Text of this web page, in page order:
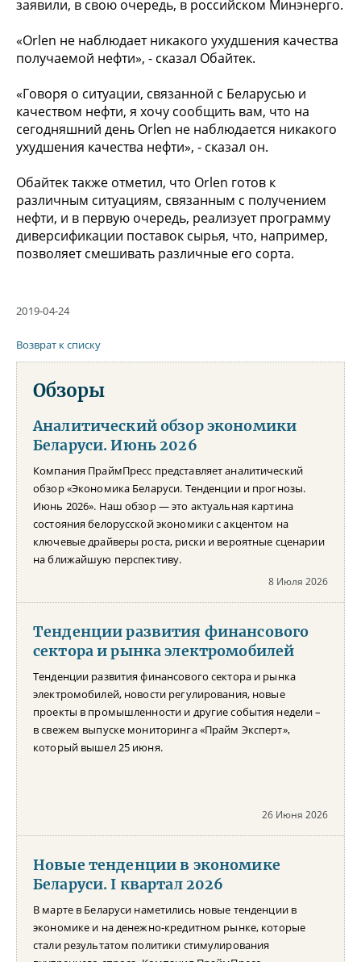
заявили, в свою очередь, в российском Минэнерго.
«Orlen не наблюдает никакого ухудшения качества
получаемой нефти», - сказал Обайтек.
«Говоря о ситуации, связанной с Беларусью и
качеством нефти, я хочу сообщить вам, что на
сегодняшний день Orlen не наблюдается никакого
ухудшения качества нефти», - сказал он.
Обайтек также отметил, что Orlen готов к
различным ситуациям, связанным с получением
нефти, и в первую очередь, реализует программу
диверсификации поставок сырья, что, например,
позволяет смешивать различные его сорта.
2019-04-24
Возврат к списку
Обзоры
Аналитический обзор экономики
Беларуси. Июнь 2026
Компания ПраймПресс представляет аналитический
обзор «Экономика Беларуси. Тенденции и прогнозы.
Июнь 2026». Наш обзор — это актуальная картина
состояния белорусской экономики с акцентом на
ключевые драйверы роста, риски и вероятные сценарии
на ближайшую перспективу.
8 Июля 2026
Тенденции развития финансового
сектора и рынка электромобилей
Тенденции развития финансового сектора и рынка
электромобилей, новости регулирования, новые
проекты в промышленности и другие события недели –
в свежем выпуске мониторинга «Прайм Эксперт»,
который вышел 25 июня.
26 Июня 2026
Новые тенденции в экономике
Беларуси. I квартал 2026
В марте в Беларуси наметились новые тенденции в
экономике и на денежно-кредитном рынке, которые
стали результатом политики стимулирования